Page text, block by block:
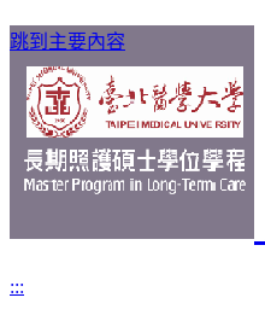
跳到主要內容
:::